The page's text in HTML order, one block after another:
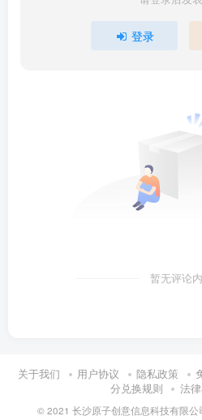
登录
暂无评论
关于我们 用户协议 隐私政策
分兑换规则
法
© 2021 长沙原子创意信息科技有限公